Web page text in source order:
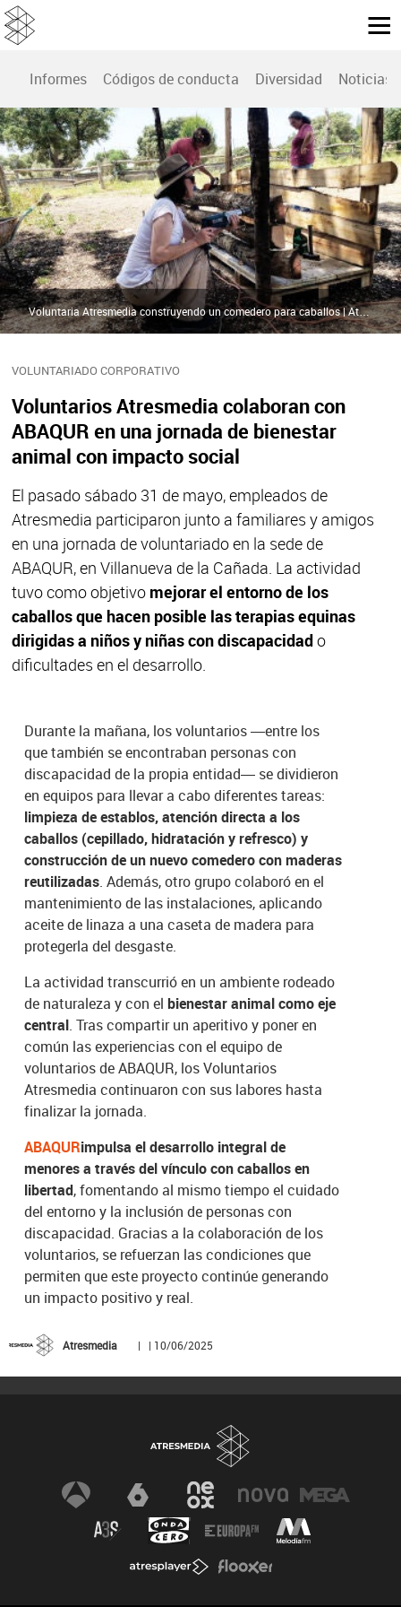
Informes Códigos de conducta Diversidad Noticias
VOLUNTARIADO CORPORATIVO
Voluntarios Atresmedia colaboran con
ABAQUR en una jornada de bienestar
animal con impacto social
El pasado sábado 31 de mayo, empleados de
Atresmedia participaron junto a familiares y amigos
en una jornada de voluntariado en la sede de
ABAQUR, en Villanueva de la Cañada. La actividad
tuvo como objetivo mejorar el entorno de los
caballos que hacen posible las terapias equinas
dirigidas a niños y niñas con discapacidado
dificultades en el desarrollo.
Voluntaria Atresmedia construyendo un comedero para caballos | Atresmedia
Durante la mañana, los voluntarios —entre los
que también se encontraban personas con
discapacidad de la propia entidad— se dividieron
en equipos para llevar a cabo diferentes tareas:
limpieza de establos, atención directa a los
caballos (cepillado, hidratación y refresco) y
construcción de un nuevo comedero con maderas
reutilizadas. Además, otro grupo colaboró en el
mantenimiento de las instalaciones, aplicando
aceite de linaza a una caseta de madera para
protegerla del desgaste.
La actividad transcurrió en un ambiente rodeado
de naturaleza y con elbienestar animal como eje
central. Tras compartir un aperitivo y poner en
común las experiencias con el equipo de
voluntarios de ABAQUR, los Voluntarios
Atresmedia continuaron con sus labores hasta
finalizar la jornada.
ABAQURimpulsa el desarrollo integral de
menores a través del vínculo con caballos en
libertad, fomentando al mismo tiempo el cuidado
del entorno y la inclusión de personas con
discapacidad. Gracias a la colaboración de los
voluntarios, se refuerzan las condiciones que
permiten que este proyecto continúe generando
un impacto positivo y real.
Atresmedia | | 10/06/2025